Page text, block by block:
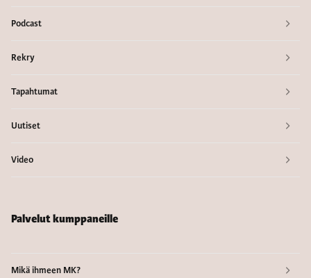
Podcast
Rekry
Tapahtumat
Uutiset
Video
Palvelut kumppaneille
Mikä ihmeen MK?